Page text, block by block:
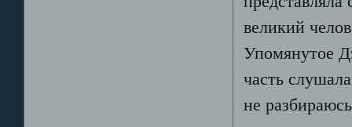
великий
Упомянутое
часть
не